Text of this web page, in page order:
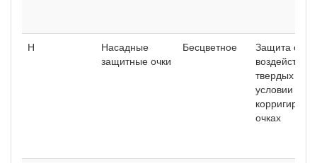
Н
Насадные
защитные очки
Бесцветное
Защита
воздействия
твердых
условии
очках